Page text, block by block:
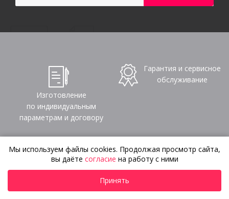
Изготовление
по индивидуальным
параметрам и договору
Гарантия и сервисное
обслуживание
Сроки от 2-4 недель,
изготовление
Создаем 3D-дизайн с
по каталогу, эскизу или
Мы используем файлы cookies. Продолжая просмотр сайта,
вы даёте согласие на работу с ними
Принять